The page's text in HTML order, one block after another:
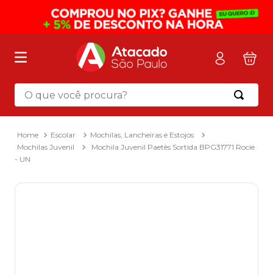
O que você procura?
Escolar
Mochilas, Lancheiras e Estojos
Mochilas Juvenil
Mochila Juvenil Paetês Sortida BPG31771 Rocie
- UN
Termos mais buscados
mochila
2º sacola